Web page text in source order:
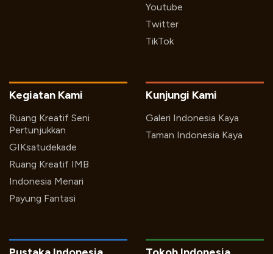
Youtube
Twitter
TikTok
Kegiatan Kami
Ruang Kreatif Seni
Pertunjukkan
GIKsatudekade
Ruang Kreatif IMB
Indonesia Menari
Payung Fantasi
Kunjungi Kami
Galeri Indonesia Kaya
Taman Indonesia Kaya